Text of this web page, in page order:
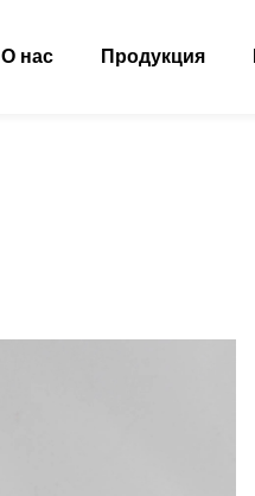
О нас Продукция